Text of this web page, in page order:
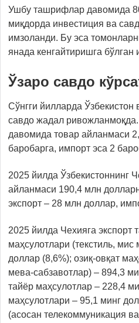
Ушбу ташрифлар давомида
миқдорда инвестиция ва
имзоланди. Бу эса
янада кенгайтиришга
Ўзаро савдо
Сўнгги йилларда Ўзбекистон
савдо жадал
давомида товар айланмаси
баробарга, импорт эса 2
2025 йилда Ўзбекистоннинг
айланмаси 190,4 млн
экспорт – 28 млн доллар,
2025 йилда Чехияга экспорт
маҳсулотлари (текстиль,
доллар (8,6%); озиқ-овқат
мева-сабзавотлар) – 894,3
тайёр маҳсулотлар – 228,4
маҳсулотлари – 95,1 минг
(асосан телекоммуникация